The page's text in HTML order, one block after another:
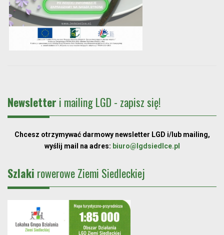
Newsletter i mailing LGD - zapisz się!
Chcesz otrzymywać darmowy newsletter LGD i/lub mailing,
wyślij mail na adres: biuro@lgdsiedlce.pl
Szlaki rowerowe Ziemi Siedleckiej